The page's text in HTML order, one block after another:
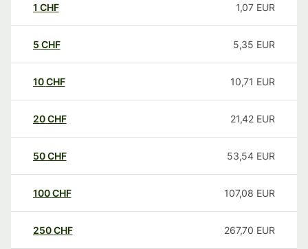
1 CHF 1,07 EUR
5 CHF 5,35 EUR
10CHF 10,71 EUR
20CHF 21,42 EUR
50CHF 53,54 EUR
100CHF 107,08 EUR
250CHF 267,70 EUR